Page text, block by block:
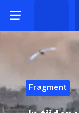
Fragment